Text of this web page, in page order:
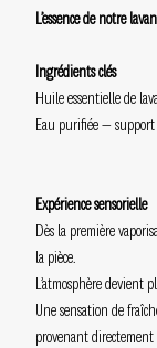
L’essence de notre
Ingrédients clés
Huile essentielle de
Eau purifiée —
Expérience sensorielle
Dès la première
la pièce.
L’atmosphère devient
Une sensation de
provenant directement